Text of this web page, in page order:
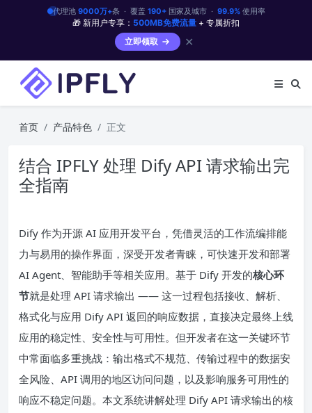
代理池 9000万+条 · 覆盖 190+国家及城市 · 99.9%使用率
🎁 新用户专享： 500MB免费流量 + 专属折扣
立即领取
✕
首页 产品特色 正文
结合 IPFLY 处理 Dify API 请求输出完
全指南
Dify 作为开源 AI 应用开发平台，凭借灵活的工作流编排能
力与易用的操作界面，深受开发者青睐，可快速开发和部署
AI Agent、智能助手等相关应用。基于 Dify 开发的核心环
节就是处理 API 请求输出 —— 这一过程包括接收、解析、
格式化与应用 Dify API 返回的响应数据，直接决定最终上线
应用的稳定性、安全性与可用性。但开发者在这一关键环节
中常面临多重挑战：输出格式不规范、传输过程中的数据安
全风险、API 调用的地区访问问题，以及影响服务可用性的
响应不稳定问题。本文系统讲解处理 Dify API 请求输出的核